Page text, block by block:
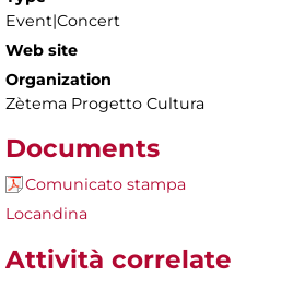
Event|Concert
Web site
Organization
Zètema Progetto Cultura
Documents
Comunicato stampa
Locandina
Attività correlate